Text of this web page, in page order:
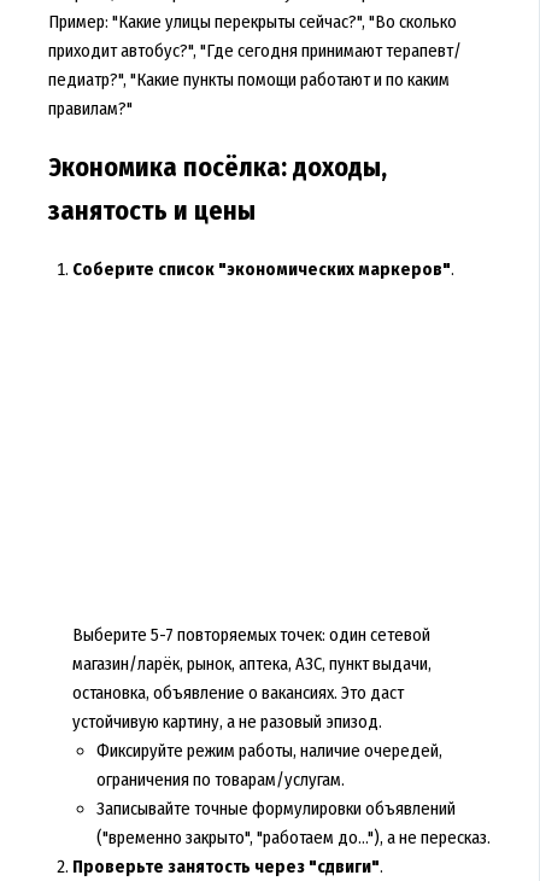
Пример: "Какие улицы перекрыты сейчас?", "Во сколько
приходит автобус?", "Где сегодня принимают терапевт/
педиатр?", "Какие пункты помощи работают и по каким
правилам?"
Экономика посёлка: доходы,
занятость и цены
Соберите список "экономических маркеров".
Выберите 5-7 повторяемых точек: один сетевой
магазин/ларёк, рынок, аптека, АЗС, пункт выдачи,
остановка, объявление о вакансиях. Это даст
устойчивую картину, а не разовый эпизод.
Фиксируйте режим работы, наличие очередей,
ограничения по товарам/услугам.
Записывайте точные формулировки объявлений
("временно закрыто", "работаем до..."), а не пересказ.
Проверьте занятость через "сдвиги".